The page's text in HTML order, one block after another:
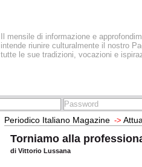
Il mensile di informazione e
intende riunire culturalmente il nostro
tutte le sue tradizioni, vocazioni e
Periodico Italiano Magazine ->
Torniamo alla
di Vittorio Lussana